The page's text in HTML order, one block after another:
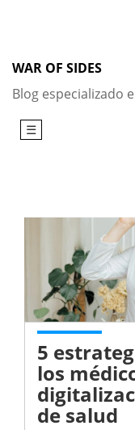
WAR OF SIDES
Blog especializado
☰
5
los
de salud